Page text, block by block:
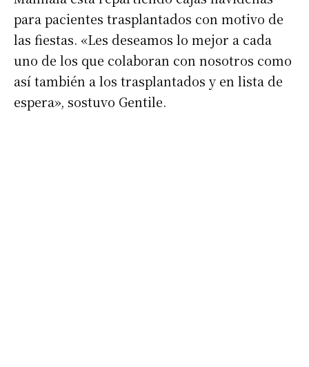
Nombre
Apellidos
Número de teléfono
para pacientes trasplantados con motivo de
las fiestas. «Les deseamos lo mejor a cada
uno de los que colaboran con nosotros como
así también a los trasplantados y en lista de
espera», sostuvo Gentile.